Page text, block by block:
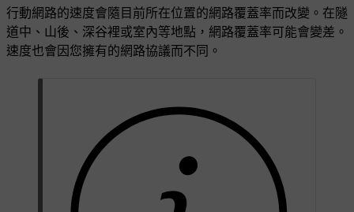
行動網路的速度會隨目前所在位置的網路覆蓋率而改變。在隧
道中、山後、深谷裡或室內等地點，網路覆蓋率可能會變差。
速度也會因您擁有的網路協議而不同。